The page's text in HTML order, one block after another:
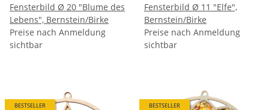
Fensterbild Ø 20 "Blume des
Lebens", Bernstein/Birke
Preise nach Anmeldung
sichtbar
Fensterbild Ø 11 "Elfe",
Bernstein/Birke
Preise nach Anmeldung
sichtbar
BESTSELLER BESTSELLER